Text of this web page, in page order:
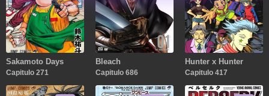
Sakamoto Days
Capitulo 271
Bleach
Capitulo 686
Hunter x Hunter
Capitulo 417